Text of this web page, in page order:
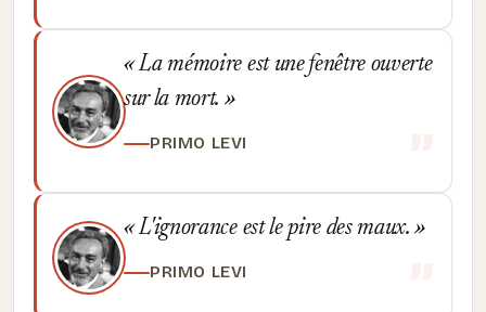
La mémoire est une fenêtre ouverte
sur la mort.
PRIMO LEVI
L'ignorance est le pire des maux.
PRIMO LEVI